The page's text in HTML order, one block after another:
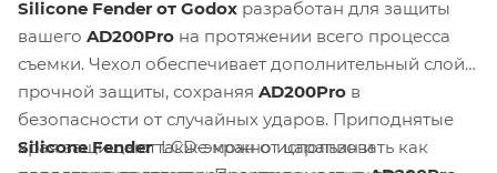
Silicone Fender от Godox разработан для защиты
вашего AD200Pro на протяжении всего процесса
съемки. Чехол обеспечивает дополнительный слой
прочной защиты, сохраняя AD200Pro в
безопасности от случайных ударов. Приподнятые
края защищают LCD-экран от царапин и
Silicone Fenderтакже можно использовать как